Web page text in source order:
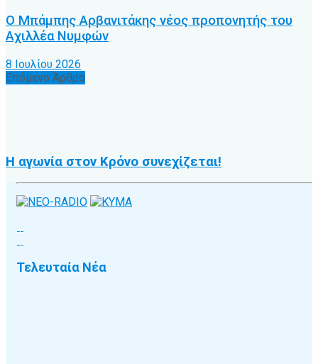
Ο Μπάμπης Αρβανιτάκης νέος προπονητής του
Αχιλλέα Νυμφών
8 Ιουλίου 2026
Επόμενο Άρθρο
Η αγωνία στον Κρόνο συνεχίζεται!
Τελευταία Νέα